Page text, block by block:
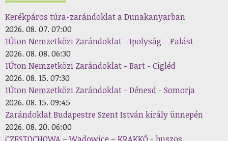
Kerékpáros túra-zarándoklat a Dunakanyarban
2026. 08. 07. 07:00
1Úton Nemzetközi Zarándoklat - Ipolyság – Palást
2026. 08. 08. 06:30
1Úton Nemzetközi Zarándoklat - Bart - Cigléd
2026. 08. 15. 07:30
1Úton Nemzetközi Zarándoklat - Dénesd - Somorja
2026. 08. 15. 09:45
Zarándoklat Budapestre Szent István király ünnepén
2026. 08. 20. 06:00